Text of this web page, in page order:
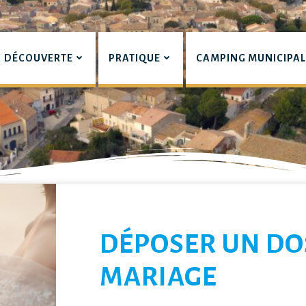
DÉCOUVERTE PRATIQUE CAMPING MUNICIPAL
DÉPOSER UN
MARIAGE